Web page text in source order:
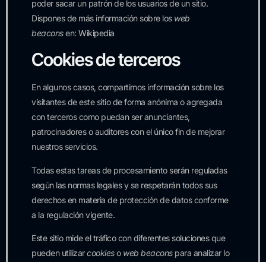
poder sacar un patrón de los usuarios de un sitio.
Dispones de más información sobre los web
beaconsen: Wikipedia
Cookies de terceros
En algunos casos, compartimos información sobre los
visitantes de este sitio de forma anónima o agregada
con terceros como puedan ser anunciantes,
patrocinadores o auditores con el único fin de mejorar
nuestros servicios.
Todas estas tareas de procesamiento serán reguladas
según las normas legales y se respetarán todos sus
derechos en materia de protección de datos conforme
a la regulación vigente.
Este sitio mide el tráfico con diferentes soluciones que
pueden utilizarcookieso web beaconspara analizar lo